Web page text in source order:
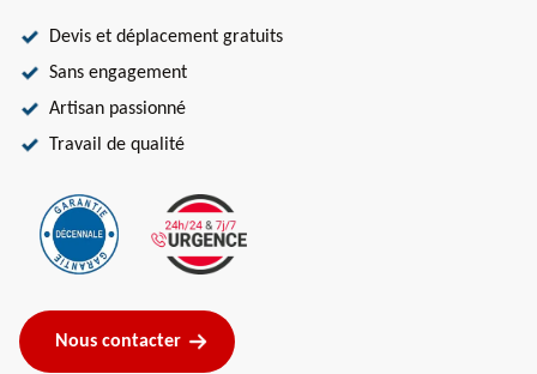
Devis et déplacement gratuits
Sans engagement
Artisan passionné
Travail de qualité
Nous contacter